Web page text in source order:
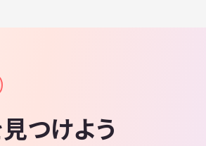
つけよう